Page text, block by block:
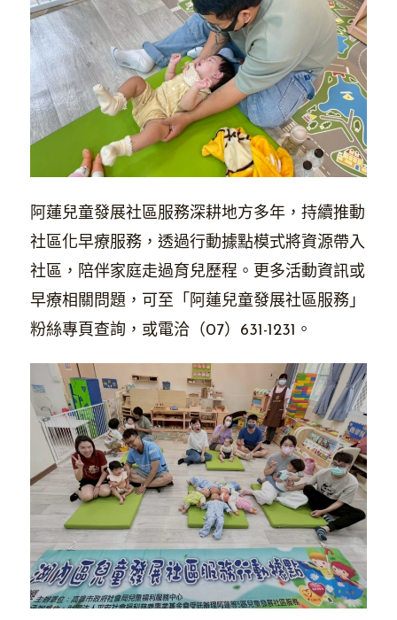
阿蓮兒童發展社區服務深耕地方多年，持續推動
社區化早療服務，透過行動據點模式將資源帶入
社區，陪伴家庭走過育兒歷程。更多活動資訊或
早療相關問題，可至「阿蓮兒童發展社區服務」
粉絲專頁查詢，或電洽（07）631-1231。